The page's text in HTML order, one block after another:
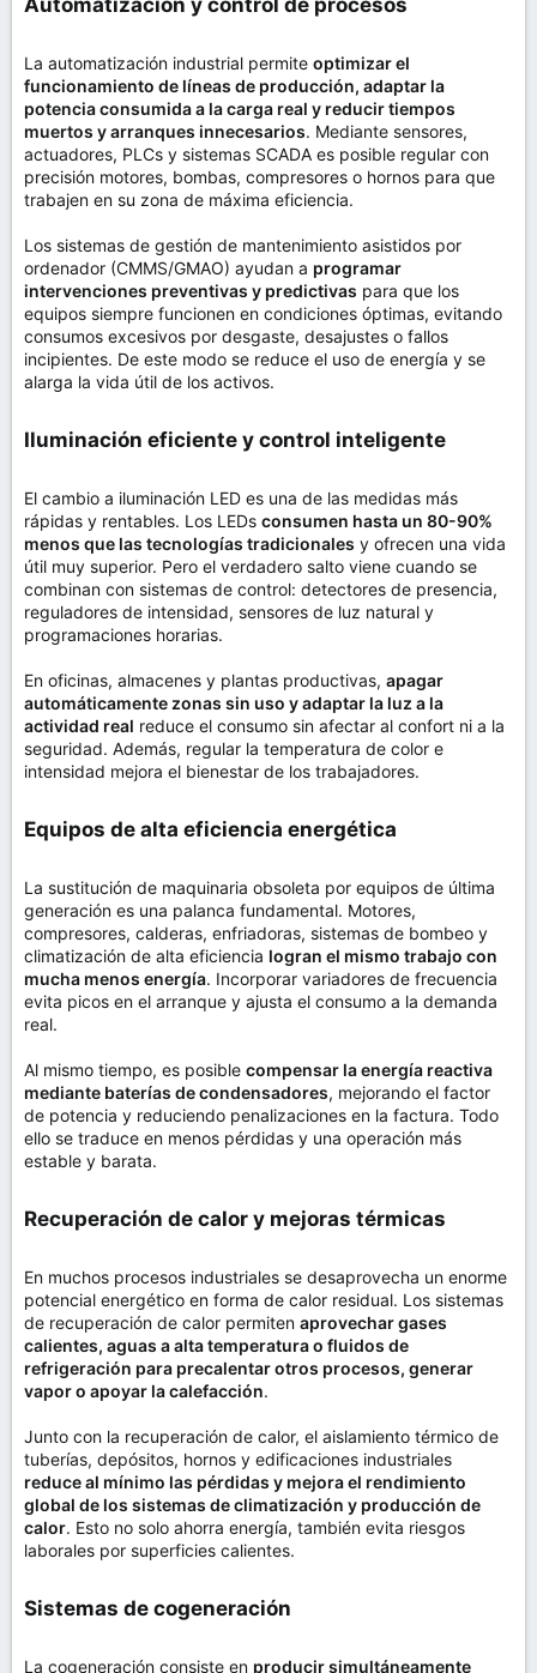
La automatización industrial permite optimizar el
funcionamiento de líneas de producción, adaptar la
potencia consumida a la carga real y reducir tiempos
muertos y arranques innecesarios. Mediante sensores,
actuadores, PLCs y sistemas SCADA es posible regular con
precisión motores, bombas, compresores o hornos para que
trabajen en su zona de máxima eficiencia.
Los sistemas de gestión de mantenimiento asistidos por
ordenador (CMMS/GMAO) ayudan a programar
intervenciones preventivas y predictivas para que los
equipos siempre funcionen en condiciones óptimas, evitando
consumos excesivos por desgaste, desajustes o fallos
incipientes. De este modo se reduce el uso de energía y se
alarga la vida útil de los activos.
Iluminación eficiente y control inteligente​
El cambio a iluminación LED es una de las medidas más
rápidas y rentables. Los LEDs consumen hasta un 80-90%
menos que las tecnologías tradicionales y ofrecen una vida
útil muy superior. Pero el verdadero salto viene cuando se
combinan con sistemas de control: detectores de presencia,
reguladores de intensidad, sensores de luz natural y
programaciones horarias.
En oficinas, almacenes y plantas productivas, apagar
automáticamente zonas sin uso y adaptar la luz a la
actividad real reduce el consumo sin afectar al confort ni a la
seguridad. Además, regular la temperatura de color e
intensidad mejora el bienestar de los trabajadores.
Equipos de alta eficiencia energética​
La sustitución de maquinaria obsoleta por equipos de última
generación es una palanca fundamental. Motores,
compresores, calderas, enfriadoras, sistemas de bombeo y
climatización de alta eficiencia logran el mismo trabajo con
mucha menos energía. Incorporar variadores de frecuencia
evita picos en el arranque y ajusta el consumo a la demanda
real.
Al mismo tiempo, es posible compensar la energía reactiva
mediante baterías de condensadores, mejorando el factor
de potencia y reduciendo penalizaciones en la factura. Todo
ello se traduce en menos pérdidas y una operación más
estable y barata.
Recuperación de calor y mejoras térmicas​
En muchos procesos industriales se desaprovecha un enorme
potencial energético en forma de calor residual. Los sistemas
de recuperación de calor permiten aprovechar gases
calientes, aguas a alta temperatura o fluidos de
refrigeración para precalentar otros procesos, generar
vapor o apoyar la calefacción.
Junto con la recuperación de calor, el aislamiento térmico de
tuberías, depósitos, hornos y edificaciones industriales
reduce al mínimo las pérdidas y mejora el rendimiento
global de los sistemas de climatización y producción de
calor. Esto no solo ahorra energía, también evita riesgos
laborales por superficies calientes.
Sistemas de cogeneración​
La cogeneración consiste en producir simultáneamente